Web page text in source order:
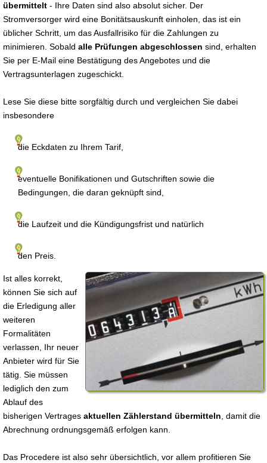
übermittelt - Ihre Daten sind also absolut sicher. Der
Stromversorger wird eine Bonitätsauskunft einholen, das ist ein
üblicher Schritt, um das Ausfallrisiko für die Zahlungen zu
minimieren. Sobald alle Prüfungen abgeschlossen sind, erhalten
Sie per E-Mail eine Bestätigung des Angebotes und die
Vertragsunterlagen zugeschickt.
Lese Sie diese bitte sorgfältig durch und vergleichen Sie dabei
insbesondere
die Eckdaten zu Ihrem Tarif,
eventuelle Bonifikationen und Gutschriften sowie die
Bedingungen, die daran geknüpft sind,
die Laufzeit und die Kündigungsfrist und natürlich
den Preis.
Ist alles korrekt,
können Sie sich auf
die Erledigung aller
weiteren
Formalitäten
verlassen, Ihr neuer
Anbieter wird für Sie
tätig. Sie müssen
lediglich den zum
Ablauf des
bisherigen Vertrages aktuellen Zählerstand übermitteln , damit die
Abrechnung ordnungsgemäß erfolgen kann.
Das Procedere ist also sehr übersichtlich, vor allem profitieren Sie